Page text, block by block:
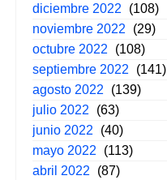
diciembre 2022
(108)
noviembre 2022
(29)
octubre 2022
(108)
septiembre 2022
(141)
agosto 2022
(139)
julio 2022
(63)
junio 2022
(40)
mayo 2022
(113)
abril 2022
(87)